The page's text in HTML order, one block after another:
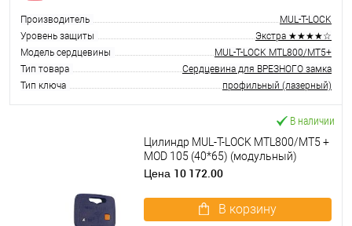
Производитель
MUL-T-LOCK
Уровень защиты
Экстра ★★★★☆
Модель сердцевины
MUL-T-LOCK MTL800/MT5+
Тип товара
Сердцевина для ВРЕЗНОГО замка
Тип ключа
профильный (лазерный)
В наличии
Цилиндр MUL-T-LOCK MTL800/MT5 +
MOD 105 (40*65) (модульный)
никель сатин
Цена 10 172.00
В корзину